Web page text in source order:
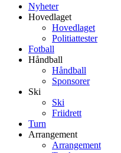
Nyheter
Hovedlaget
Hovedlaget
Politiattester
Fotball
Håndball
Håndball
Sponsorer
Ski
Ski
Friidrett
Turn
Arrangement
Arrangement